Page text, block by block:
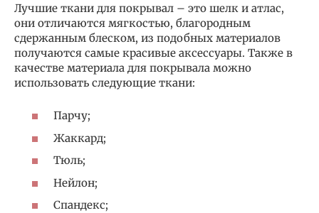
Лучшие ткани для покрывал – это шелк и атлас,
они отличаются мягкостью, благородным
сдержанным блеском, из подобных материалов
получаются самые красивые аксессуары. Также в
качестве материала для покрывала можно
использовать следующие ткани:
Парчу;
Жаккард;
Тюль;
Нейлон;
Спандекс;